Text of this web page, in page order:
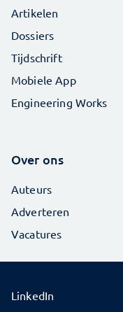
Artikelen
Dossiers
Tijdschrift
Mobiele App
Engineering Works
Over ons
Auteurs
Adverteren
Vacatures
LinkedIn